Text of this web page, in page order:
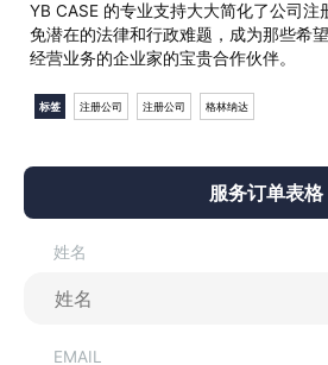
YB CASE 的专业支持大大简化了公司注
免潜在的法律和行政难题，成为那些希
经营业务的企业家的宝贵合作伙伴。
标签 注册公司 注册公司 格林纳达
服务订单表格
姓名
EMAIL